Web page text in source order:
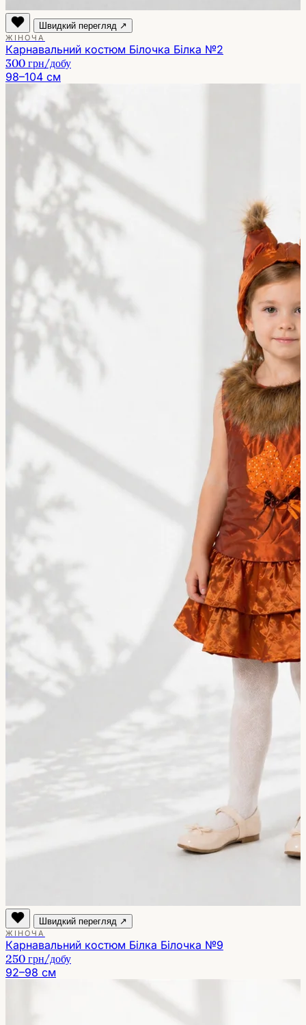
Швидкий перегляд ↗
ЖІНОЧА
Карнавальний костюм Білочка Білка №2
300 грн/добу
98–104 см
Швидкий перегляд ↗
ЖІНОЧА
Карнавальний костюм Білка Білочка №9
250 грн/добу
92–98 см